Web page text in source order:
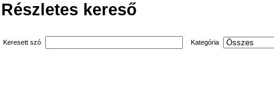
Részletes kereső
Keresett szó Kategória